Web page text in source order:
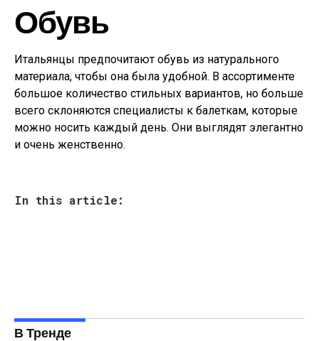
Обувь
Итальянцы предпочитают обувь из натурального
материала, чтобы она была удобной. В ассортименте
большое количество стильных вариантов, но больше
всего склоняются специалисты к балеткам, которые
можно носить каждый день. Они выглядят элегантно
и очень женственно.
In this article:
В Тренде